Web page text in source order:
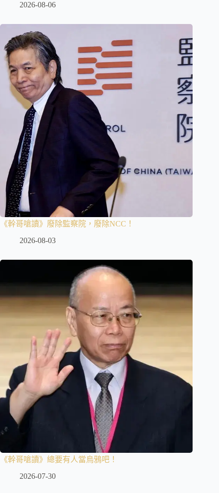
2026-08-06
《幹哥嗆讀》廢除監察院，廢除NCC！
2026-08-03
《幹哥嗆讀》總要有人當烏鴉吧！
2026-07-30